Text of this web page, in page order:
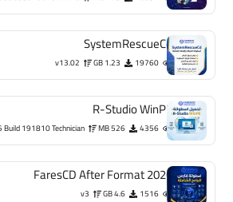
SystemRescueCd
19760
1.23 GB
v13.02
R-Studio WinPE
4356
526 MB
Build 191810 Technician
FaresCD After Format 2026
1516
4.6 GB
v3